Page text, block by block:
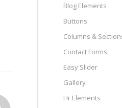
Blog Elements
Buttons
Columns &
Contact Forms
Easy Slider
Gallery
Hr Elements